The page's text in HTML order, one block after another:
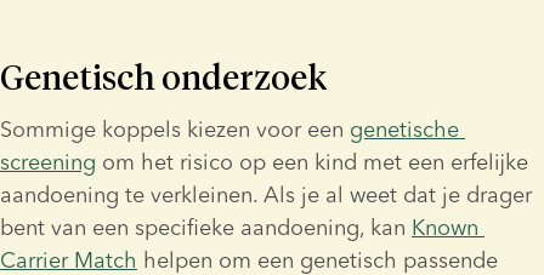
Genetisch onderzoek
Sommige koppels kiezen voor een genetische
screening om het risico op een kind met een erfelijke
aandoening te verkleinen. Als je al weet dat je drager
bent van een specifieke aandoening, kan Known
Carrier Match helpen om een genetisch passende